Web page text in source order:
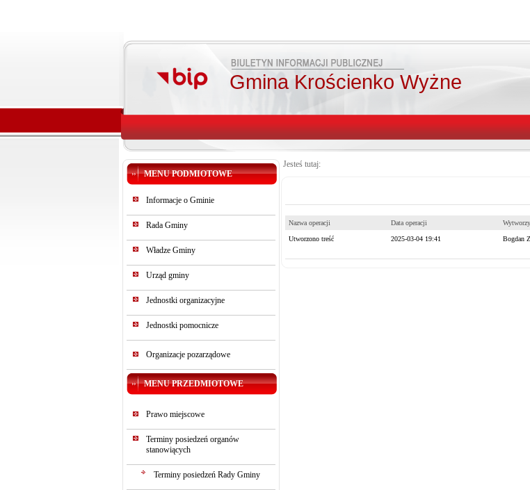
Gmina Krościenko Wyżne
MENU PODMIOTOWE
Informacje o Gminie
Rada Gminy
Władze Gminy
Urząd gminy
Jednostki organizacyjne
Jednostki pomocnicze
Organizacje pozarządowe
MENU PRZEDMIOTOWE
Prawo miejscowe
Terminy posiedzeń organów
stanowiących
Terminy posiedzeń Rady Gminy
Jesteś tutaj:
Nazwa operacji Data operacji
Utworzono treść 2025-03-04 19:41 Bogdan